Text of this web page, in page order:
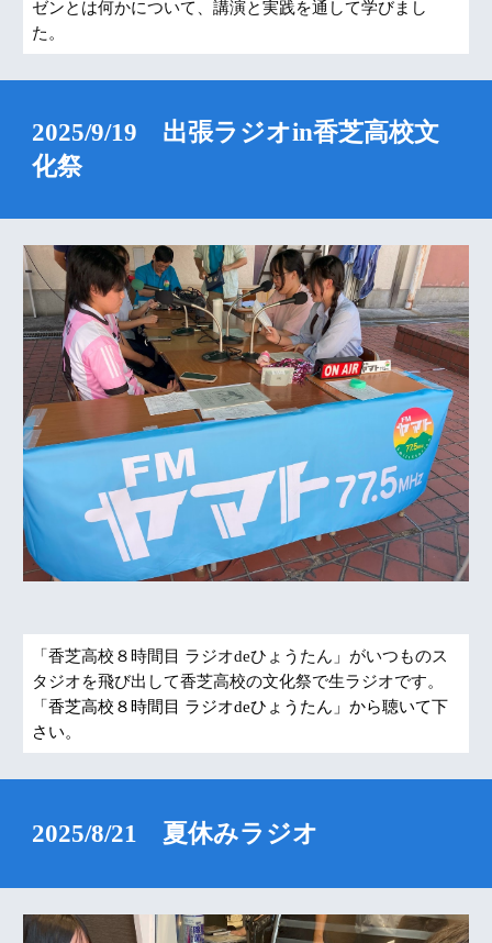
ゼンとは何かについて、講演と実践を通して学びまし
た。
2025/9/19 出張ラジオin香芝高校文
化祭
「香芝高校８時間目 ラジオdeひょうたん」がいつものス
タジオを飛び出して香芝高校の文化祭で生ラジオです。
「香芝高校８時間目 ラジオdeひょうたん」から聴いて下
さい。
2025/8/21 夏休みラジオ